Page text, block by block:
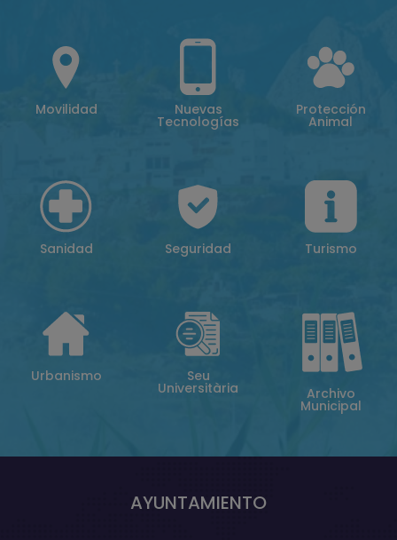
Movilidad Nuevas
Tecnologías
Protección
Animal
Sanidad Seguridad Turismo
Urbanismo Seu
Universitària Archivo
Municipal
AYUNTAMIENTO